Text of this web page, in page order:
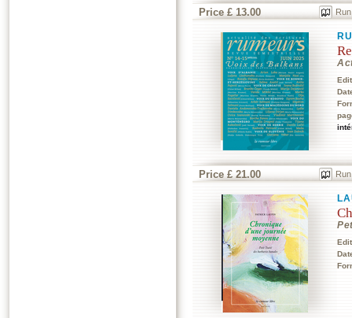
Price £ 13.00
Price £ 21.00